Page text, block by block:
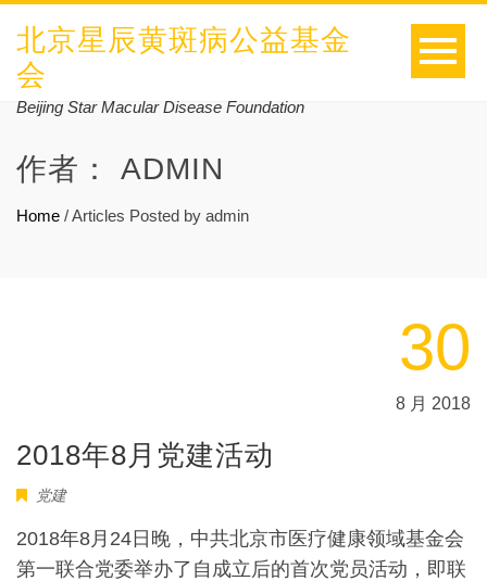
北京星辰黄斑病公益基金
会
Beijing Star Macular Disease Foundation
作者： ADMIN
Home /Articles Posted by admin
30
8 月 2018
2018年8月党建活动
党建
2018年8月24日晚，中共北京市医疗健康领域基金会
第一联合党委举办了自成立后的首次党员活动，即联